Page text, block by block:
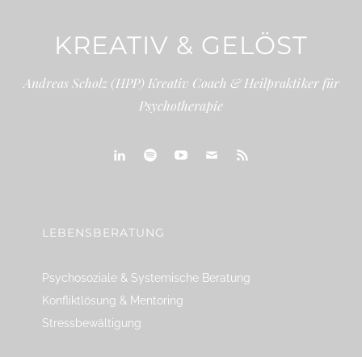
KREATIV & GELÖST
Andreas Scholz (HPP) Kreativ Coach & Heilpraktiker für
Psychotherapie
LEBENSBERATUNG
Psychosoziale & Systemische Beratung
Konfliktlösung & Mentoring
Stressbewältigung